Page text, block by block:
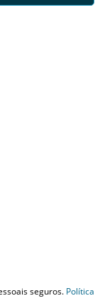
seguros. Política